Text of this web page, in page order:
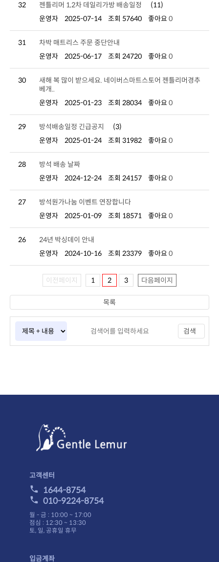
32 젠틀리머 1,2차 데일리가방 배송일정
(11)
운영자
2025-07-14 조회 57640 좋아요 0
31
차박 매트리스 주문 중단안내
운영자
2025-06-17 조회 24720 좋아요 0
30
베개..
운영자
2025-01-23 조회 28034 좋아요 0
29 방석배송일정 긴급공지
(3)
운영자
2025-01-24 조회 31982 좋아요 0
28
방석 배송 날짜
운영자
2024-12-24 조회 24157 좋아요 0
27
방석원가나눔 이벤트 연장합니다
운영자
2025-01-09 조회 18571 좋아요 0
26
24년 박싱데이 안내
운영자
2024-10-16 조회 23379 좋아요 0
이전페이지 1 2 3 다음페이지
검색
목록
고객센터
1644-8754
010-9224-8754
월 - 금 : 10:00 ~ 17:00
점심 : 12:30 ~ 13:30
토, 일, 공휴일 휴무
입금계좌